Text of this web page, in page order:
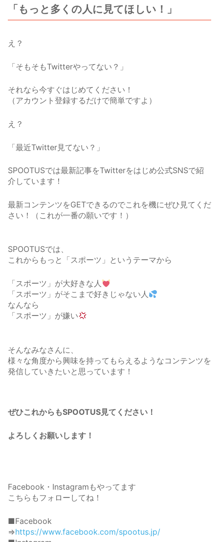
「もっと多くの人に見てほしい！」
え？
「そもそもTwitterやってない？」
それなら今すぐはじめてください！
（アカウント登録するだけで簡単ですよ）
え？
「最近Twitter見てない？」
SPOOTUSでは最新記事をTwitterをはじめ公式SNSで紹
介しています！
最新コンテンツをGETできるのでこれを機にぜひ見てくだ
さい！（これが一番の願いです！）
SPOOTUSでは、
これからもっと「スポーツ」というテーマから
「スポーツ」が大好きな人
「スポーツ」がそこまで好きじゃない人
なんなら
「スポーツ」が嫌い
そんなみなさんに、
様々な角度から興味を持ってもらえるようなコンテンツを
発信していきたいと思っています！
ぜひこれからもSPOOTUS見てください！
よろしくお願いします！
Facebook・Instagramもやってます
こちらもフォローしてね！
■Facebook
⇒https://www.facebook.com/spootus.jp/